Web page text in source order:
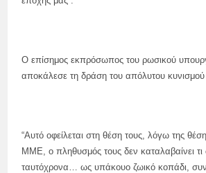
Ο επίσημος εκπρόσωπος του ρωσικού
αποκάλεσε τη δράση του απόλυτου
“Αυτό οφείλεται στη θέση τους, λόγω της
ΜΜΕ, ο πληθυσμός τους δεν καταλαβαίνει τι
ταυτόχρονα… ως υπάκουο ζωικό κοπάδι,